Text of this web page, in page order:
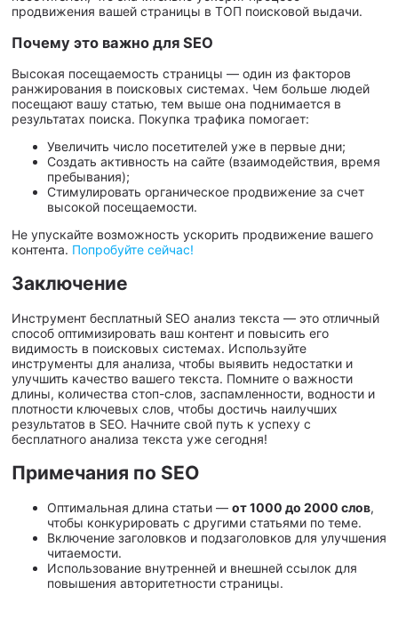
продвижения вашей страницы в ТОП поисковой выдачи.
Почему это важно для SEO
Высокая посещаемость страницы — один из факторов
ранжирования в поисковых системах. Чем больше людей
посещают вашу статью, тем выше она поднимается в
результатах поиска. Покупка трафика помогает:
Увеличить число посетителей уже в первые дни;
Создать активность на сайте (взаимодействия, время
пребывания);
Стимулировать органическое продвижение за счет
высокой посещаемости.
Не упускайте возможность ускорить продвижение вашего
контента. Попробуйте сейчас!
Заключение
Инструмент бесплатный SEO анализ текста — это отличный
способ оптимизировать ваш контент и повысить его
видимость в поисковых системах. Используйте
инструменты для анализа, чтобы выявить недостатки и
улучшить качество вашего текста. Помните о важности
длины, количества стоп-слов, заспамленности, водности и
плотности ключевых слов, чтобы достичь наилучших
результатов в SEO. Начните свой путь к успеху с
бесплатного анализа текста уже сегодня!
Примечания по SEO
Оптимальная длина статьи — от 1000 до 2000 слов,
чтобы конкурировать с другими статьями по теме.
Включение заголовков и подзаголовков для улучшения
читаемости.
Использование внутренней и внешней ссылок для
повышения авторитетности страницы.